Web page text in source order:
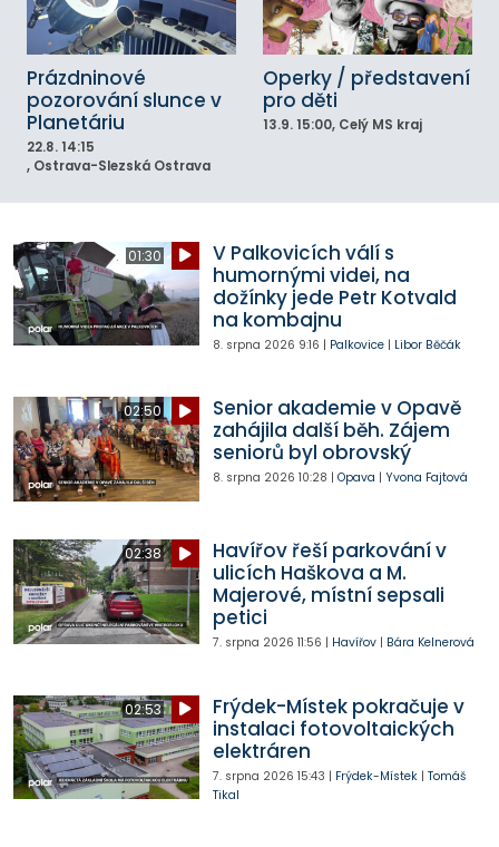
Prázdninové
pozorování slunce v
Planetáriu
22.8. 14:15
, Ostrava-Slezská Ostrava
Operky / představení
pro děti
13.9. 15:00, Celý MS kraj
01:30
V Palkovicích válí s
humornými videi, na
dožínky jede Petr Kotvald
na kombajnu
8. srpna 2026 9:16 | Palkovice| Libor Běčák
02:50
Senior akademie v Opavě
zahájila další běh. Zájem
seniorů byl obrovský
8. srpna 2026 10:28 | Opava | Yvona Fajtová
02:38
Havířov řeší parkování v
ulicích Haškova a M.
Majerové, místní sepsali
petici
7. srpna 2026 11:56 | Havířov| Bára Kelnerová
02:53
Frýdek-Místek pokračuje v
instalaci fotovoltaických
elektráren
7. srpna 2026 15:43 | Frýdek-Místek| Tomáš
Tikal